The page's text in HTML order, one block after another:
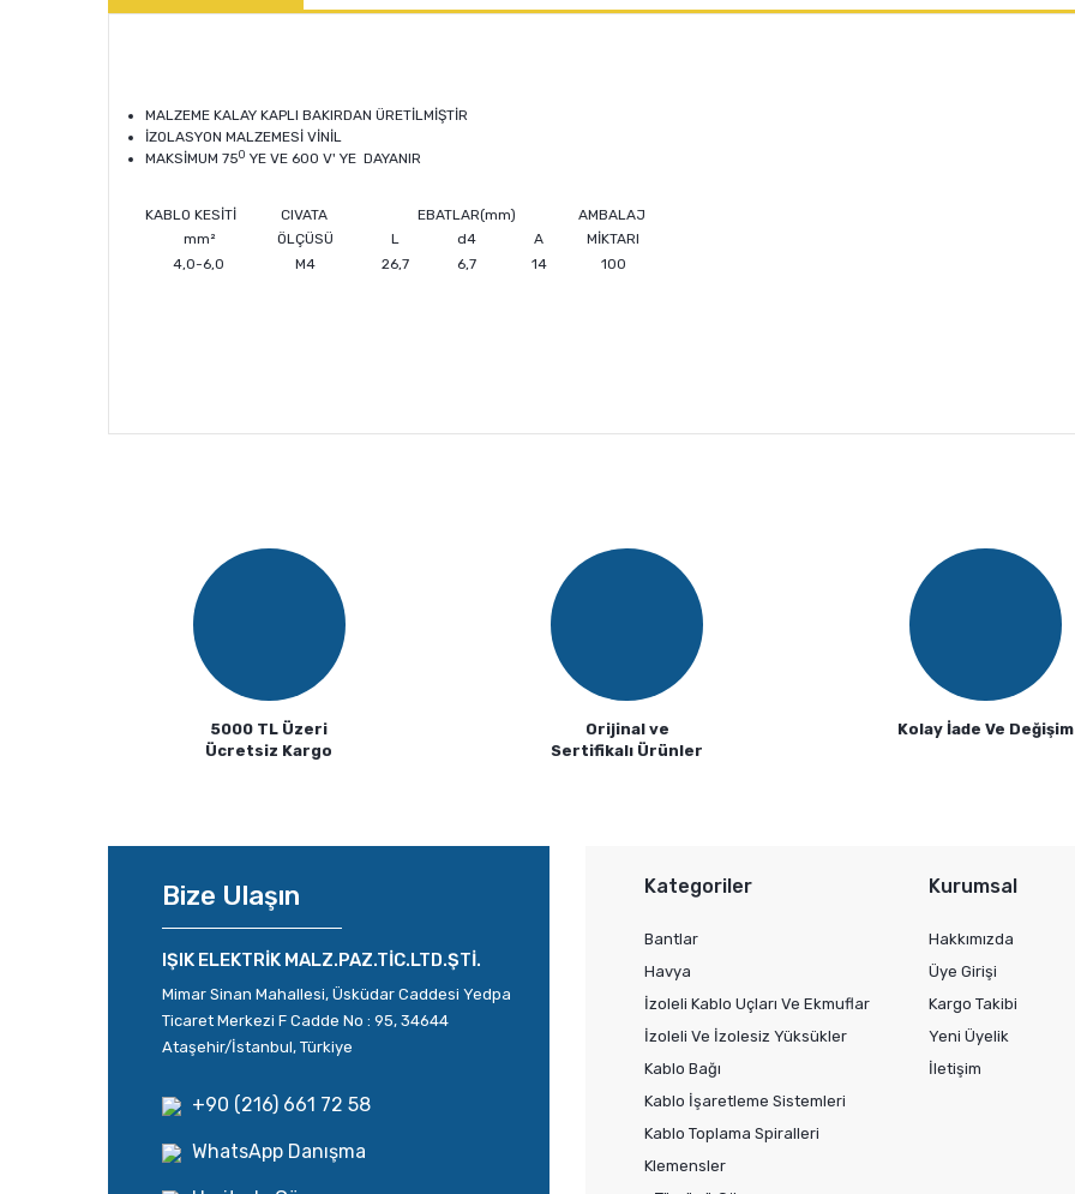
MALZEME KALAY KAPLI BAKIRDAN ÜRETİLMİŞTİR
İZOLASYON MALZEMESİ VİNİL
MAKSİMUM 750 YE VE 600 V' YE DAYANIR
KABLO KESİTİ CIVATA EBATLAR(mm)
AMBALAJ
mm²
ÖLÇÜSÜ L d4 A
MİKTARI
4,0-6,0
M4 26,7 6,7 14 100
Ürün bilgilerinde hatalar bulunuyor.
Ürün fiyatı diğer sitelerden daha pahalı.
Bu ürüne benzer farklı alternatifler olmalı.
5000 TL Üzeri
Ücretsiz Kargo
Orijinal ve
Sertifikalı Ürünler
Kolay İade Ve Değişim
Bize Ulaşın
IŞIK ELEKTRİK MALZ.PAZ.TİC.LTD.ŞTİ.
Mimar Sinan Mahallesi, Üsküdar Caddesi Yedpa
Ticaret Merkezi F Cadde No : 95, 34644
Ataşehir/İstanbul, Türkiye
+90 (216) 661 72 58
WhatsApp Danışma
Kategoriler
Bantlar
Havya
İzoleli Kablo Uçları Ve Ekmuflar
İzoleli Ve İzolesiz Yüksükler
Kablo Bağı
Kablo İşaretleme Sistemleri
Kablo Toplama Spiralleri
Klemensler
Kurumsal
Hakkımızda
Üye Girişi
Kargo Takibi
Yeni Üyelik
İletişim